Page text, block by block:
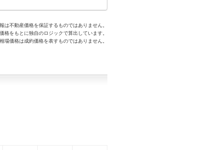
は不動産価格を保証するものではありません。
をもとに独自のロジックで算出しています。
場価格は成約価格を表すものではありません。